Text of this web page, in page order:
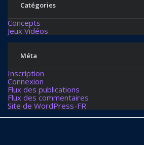
Catégories
Concepts
Jeux Vidéos
Méta
Inscription
Connexion
Flux des publications
Flux des commentaires
Site de WordPress-FR